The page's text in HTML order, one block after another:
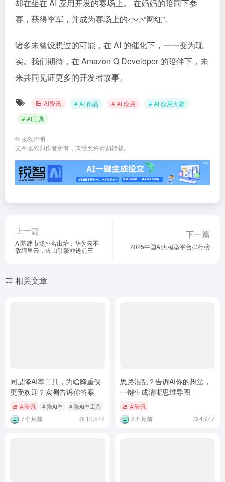
却在坐在 AI 应用开发的赛场上。 在妈妈的陪同下参
赛，获得季军，并成为赛场上的小小“网红”。
诸多未曾设想过的可能，在 AI 的催化下，一一变为现
实。我们期待，在 Amazon Q Developer 的陪伴下，未
来共同见证更多的开发者故事。
AI资讯 # AI 作品 # AI 应用
# AI 应用大赛
# AI工具
© 版权声明
文章版权归作者所有，未经允许请勿转载。
上一篇
AI基建市场排名出炉：华为云不
敌阿里云，火山引擎冲进前三
下一篇
2025中国AI大模型平台排行榜
相关文章
同是降AI率工具，为啥降重侠
更受欢迎？实测告诉你答案
AI资讯 # 降AI率 # 降AI率工具 # 降重侠
7个月前 10,542
思路混乱？告诉AI你的想法，
一键生成清晰思维导图
AI资讯
8个月前 4,947